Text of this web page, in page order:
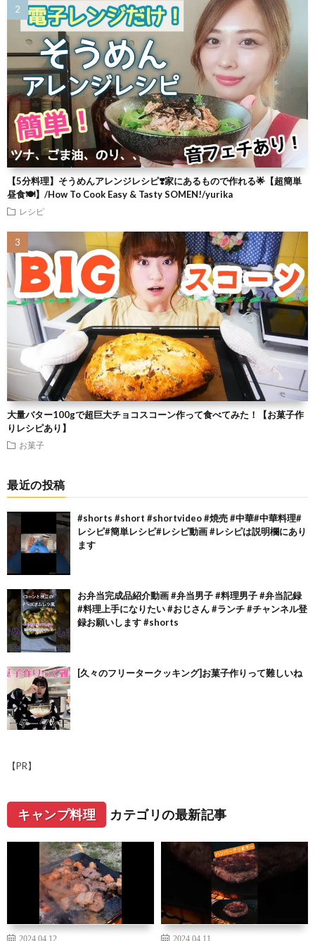
【5分料理】そうめんアレンジレシピ❣️家にあるもので作れる🌟【超簡単
昼食🍽】/How To Cook Easy & Tasty SOMEN!/yurika
レシピ
大量バター100gで超巨大チョコスコーン作って食べてみた！【お菓子作
りレシピあり】
お菓子
最近の投稿
#shorts #short #shortvideo #焼売 #中華#中華料理#
レシピ#簡単レシピ#レシピ動画 #レシピは説明欄にあり
ます
お弁当完成品紹介動画 #弁当男子 #料理男子 #弁当記録
#料理上手になりたい #おじさん #ランチ #チャンネル登
録お願いします #shorts
[久々のフリータークッキング]お菓子作りって難しいね
【PR】
キャンプ料理 カテゴリの最新記事
2024.04.12 2024.04.11